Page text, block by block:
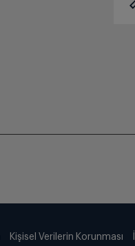
Kişisel Verilerin Korunması